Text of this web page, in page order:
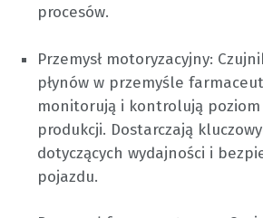
procesów.
Przemysł motoryzacyjny:
płynów w przemyśle
monitorują i kontrolują poziom
produkcji. Dostarczają
dotyczących wydajności i
pojazdu.